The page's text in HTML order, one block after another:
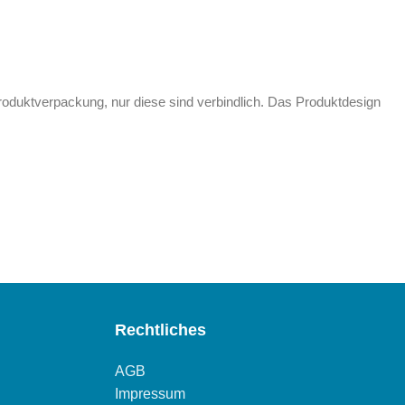
nur diese sind verbindlich. Das Produktdesign
Rechtliches
AGB
Impressum